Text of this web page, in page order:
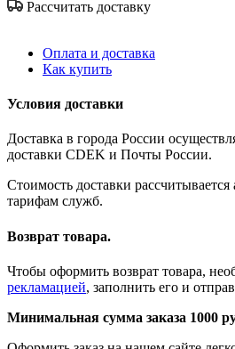
Рассчитать доставку
Оплата и доставка
Как купить
Условия доставки
Доставка в города России
доставки CDEK и Почты России.
Стоимость доставки
тарифам служб.
Возврат товара.
Чтобы оформить возврат товара,
рекламацией, заполнить его и
Минимальная сумма заказа 1000